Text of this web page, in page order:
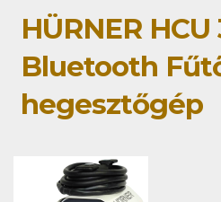
HÜRNER HCU
Bluetooth
hegesztőgép